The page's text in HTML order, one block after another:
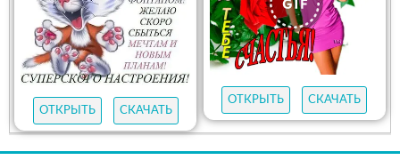
ОТКРЫТЬ СКАЧАТЬ
ОТКРЫТЬ СКАЧАТЬ